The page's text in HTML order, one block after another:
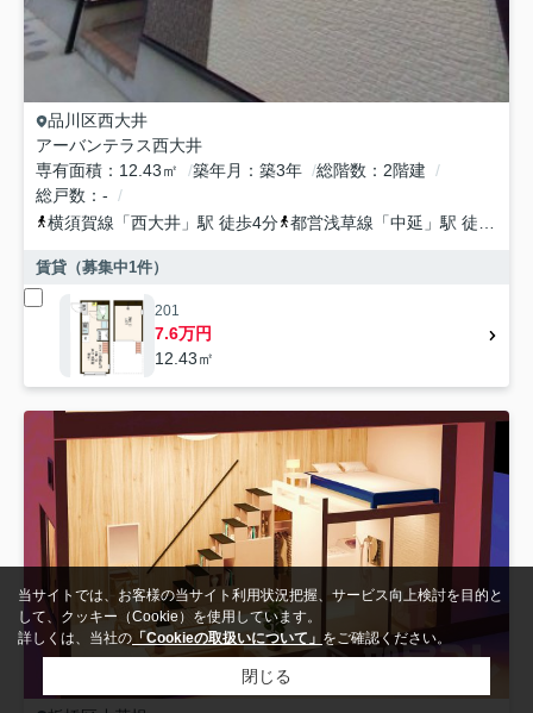
品川区西大井
アーバンテラス西大井
専有面積
12.43㎡ 築年月 築3年 総階数
2階建
総戸数
-
横須賀線 「西大井 」駅 徒歩4分 都営浅草線 「中延 」駅 徒歩15分
賃貸（募集中1件）
201
7.6万円
12.43㎡
当サイトでは、お客様の当サイト利用状況把握、サービス向上検討を目的と
して、クッキー（Cookie）を使用しています。
詳しくは、当社の 「Cookieの取扱いについて」 をご確認ください。
閉じる